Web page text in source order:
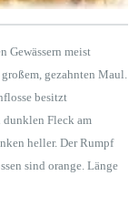
Gewässern meist
gezahnten Maul.
besitzt
dunklen Fleck am
heller. Der Rumpf
sind orange. Länge